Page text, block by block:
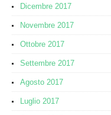
Dicembre 2017
Novembre 2017
Ottobre 2017
Settembre 2017
Agosto 2017
Luglio 2017